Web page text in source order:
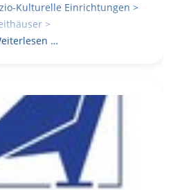
Kulturelle Einrichtungen >
>
…